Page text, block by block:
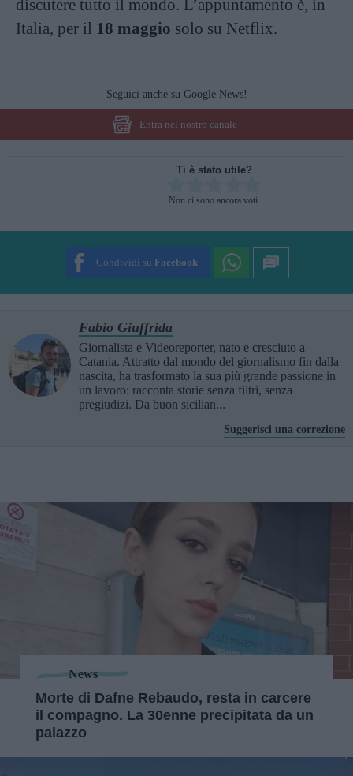
discutere tutto il mondo. L’appuntamento è, in
Italia, per il 18 maggio solo su Netflix.
Seguici anche su Google News!
Entra nel nostro canale
Ti è stato utile?
Non ci sono ancora voti.
Condividi su Facebook
Fabio Giuffrida
Giornalista e Videoreporter, nato e cresciuto a
Catania. Attratto dal mondo del giornalismo fin dalla
nascita, ha trasformato la sua più grande passione in
un lavoro: racconta storie senza filtri, senza
pregiudizi. Da buon sicilian...
Suggerisci una correzione
News
Morte di Dafne Rebaudo, resta in carcere
il compagno. La 30enne precipitata da un
palazzo